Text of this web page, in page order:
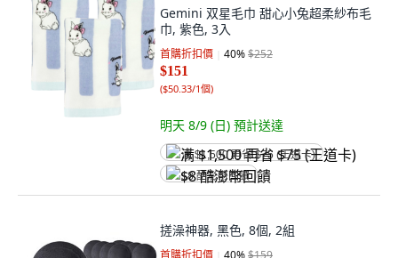
Gemini 双星毛巾 甜心小兔超柔紗布毛
巾, 紫色, 3入
首購折扣價 40%$252
$151
($50.33/1個)
明天 8/9 (日) 預計送達
满 $1,500 再省 $75 (王道卡)
$8 酷澎幣回饋
搓澡神器, 黑色, 8個, 2組
首購折扣價 40%$159